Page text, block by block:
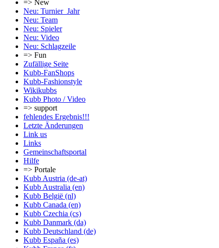
=> New
Neu: Turnier_Jahr
Neu: Team
Neu: Spieler
Neu: Video
Neu: Schlagzeile
=> Fun
Zufällige Seite
Kubb-FanShops
Kubb-Fashionstyle
Wikikubbs
Kubb Photo / Video
=> support
fehlendes Ergebnis!!!
Letzte Änderungen
Link us
Links
Gemeinschafts­portal
Hilfe
=> Portale
Kubb Austria (de-at)
Kubb Australia (en)
Kubb België (nl)
Kubb Canada (en)
Kubb Czechia (cs)
Kubb Danmark (da)
Kubb Deutschland (de)
Kubb España (es)